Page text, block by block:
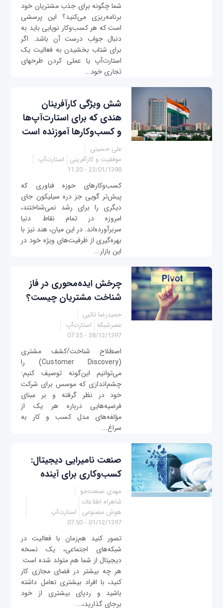
شما چگونه برای جذب مشتريان خود
برنامه‌ریزی می‌کنید؟ این پرسشی
است که هر کسب‌وکار نوپایی باید به
دنبال جواب درست آن باشد. اگر
برای شتاب بخشیدن به فعالیت یک
استارت‌آپ یا عملی کردن طرح‎های
تجاری خود...
شش ویژگی کارآفرینان
هندی که برای استارت‌آپ‌ها
و کسب‌وکارها آموزنده است
علی حسینی
موفقیت و کارآفرینی
استارت‌آپ
23/01/1398 - 11:20
کسب‌وکارهای حوزه فناوری که
پیش‌تر گویی جز دره سیلیکون جای
دیگری را برای رشد نمی‌شناختند،
امروزه در تمام نقاط دنیا
سربرآورده‌اند. در این میان، هند نیز با
بهره‌گیری از ظرفیت‌های ویژه خود در
این بازار...
چرخش ایده‌محوری در فاز
شناخت مشتریان چیست؟
حمیدرضا تائبی
عصرشبکه
استارت‌آپ
28/12/1397 - 07:35
اصطلاح شناخت/کشف مشتری
(Customer Discovery) را
می‌توانیم این‌گونه توصیف کنیم:
چشم‌اندازی که موسس برای شرکت
خود در نظر گرفته و بر مبنای
فرضیه‌هایی درباره هر یک از
مؤلفه‌های مدل کسب و کار به
سراغ...
صنعت نامیرایی دیجیتال:
کسب‌وکاری برای آینده
مهدی صنعت‌جو
شاهراه اطلاعات
هوش مصنوعی
استارت‌آپ
01/12/1397 - 07:50
تصور کنید هم‌زمان با فعالیت در
شبکه‌های اجتماعی، یک نسخه
دیجیتال از شما هم متولد شده است.
هر چه بیشتر در فضای مجازی کار
کنید، با افراد بیشتری تعامل داشته
باشید و ردپای بیشتری از خود
برجای گذارید،...